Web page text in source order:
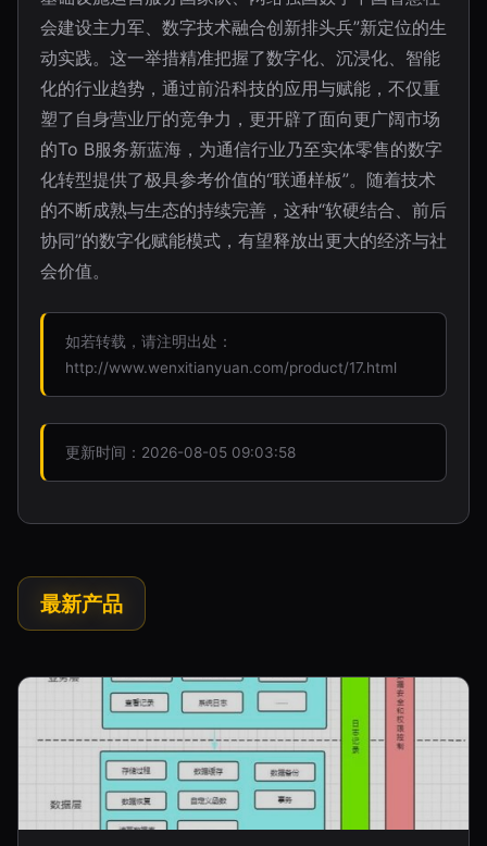
会建设主力军、数字技术融合创新排头兵”新定位的生
动实践。这一举措精准把握了数字化、沉浸化、智能
化的行业趋势，通过前沿科技的应用与赋能，不仅重
塑了自身营业厅的竞争力，更开辟了面向更广阔市场
的To B服务新蓝海，为通信行业乃至实体零售的数字
化转型提供了极具参考价值的“联通样板”。随着技术
的不断成熟与生态的持续完善，这种“软硬结合、前后
协同”的数字化赋能模式，有望释放出更大的经济与社
会价值。
如若转载，请注明出处：
http://www.wenxitianyuan.com/product/17.html
更新时间：2026-08-05 09:03:58
最新产品